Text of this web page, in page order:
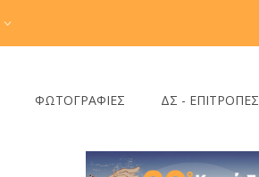
ΦΩΤΟΓΡΑΦΙΕΣ ΔΣ - ΕΠΙΤΡΟΠΕΣ